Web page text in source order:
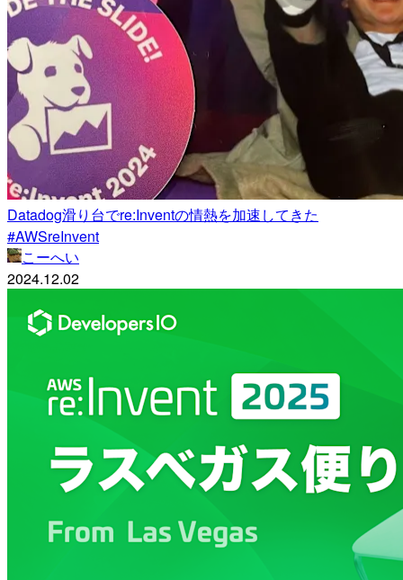
Datadog滑り台でre:Inventの情熱を加速してきた
#AWSreInvent
こーへい
2024.12.02